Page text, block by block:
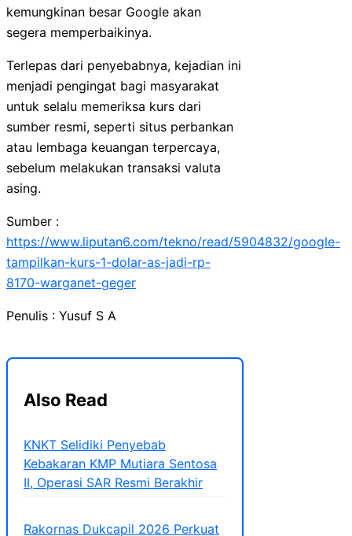
kemungkinan besar Google akan
segera memperbaikinya.
Terlepas dari penyebabnya, kejadian ini
menjadi pengingat bagi masyarakat
untuk selalu memeriksa kurs dari
sumber resmi, seperti situs perbankan
atau lembaga keuangan terpercaya,
sebelum melakukan transaksi valuta
asing.
Sumber :
https://www.liputan6.com/tekno/read/5904832/google-
tampilkan-kurs-1-dolar-as-jadi-rp-
8170-warganet-geger
Penulis : Yusuf S A
Also Read
KNKT Selidiki Penyebab
Kebakaran KMP Mutiara Sentosa
II, Operasi SAR Resmi Berakhir
Rakornas Dukcapil 2026 Perkuat